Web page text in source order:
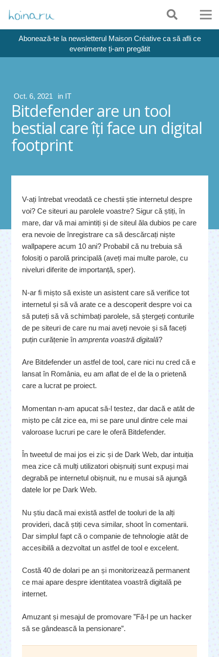
Abonează-te la newsletterul Maison Créative ca să afli ce
evenimente ți-am pregătit
Oct. 6, 2021 in IT
Bitdefender are un tool
bestial care îţi face un digital
footprint
V-ați întrebat vreodată ce chestii știe internetul despre
voi? Ce siteuri au parolele voastre? Sigur că știți, în
mare, dar vă mai amintiți și de siteul ăla dubios pe care
era nevoie de înregistrare ca să descărcați niște
wallpapere acum 10 ani? Probabil că nu trebuia să
folosiți o parolă principală (aveți mai multe parole, cu
niveluri diferite de importanță, sper).
N-ar fi mișto să existe un asistent care să verifice tot
internetul și să vă arate ce a descoperit despre voi ca
să puteți să vă schimbați parolele, să ștergeți conturile
de pe siteuri de care nu mai aveți nevoie și să faceți
puțin curățenie în amprenta voastră digitală?
Are Bitdefender un astfel de tool, care nici nu cred că e
lansat în România, eu am aflat de el de la o prietenă
care a lucrat pe proiect.
Momentan n-am apucat să-l testez, dar dacă e atât de
mișto pe cât zice ea, mi se pare unul dintre cele mai
valoroase lucruri pe care le oferă Bitdefender.
În tweetul de mai jos ei zic și de Dark Web, dar intuiția
mea zice că mulți utilizatori obișnuiți sunt expuși mai
degrabă pe internetul obișnuit, nu e musai să ajungă
datele lor pe Dark Web.
Nu știu dacă mai există astfel de tooluri de la alți
provideri, dacă știți ceva similar, shoot în comentarii.
Dar simplul fapt că o companie de tehnologie atât de
accesibilă a dezvoltat un astfel de tool e excelent.
Costă 40 de dolari pe an și monitorizează permanent
ce mai apare despre identitatea voastră digitală pe
internet.
Amuzant și mesajul de promovare ”Fă-l pe un hacker
să se gândească la pensionare”.